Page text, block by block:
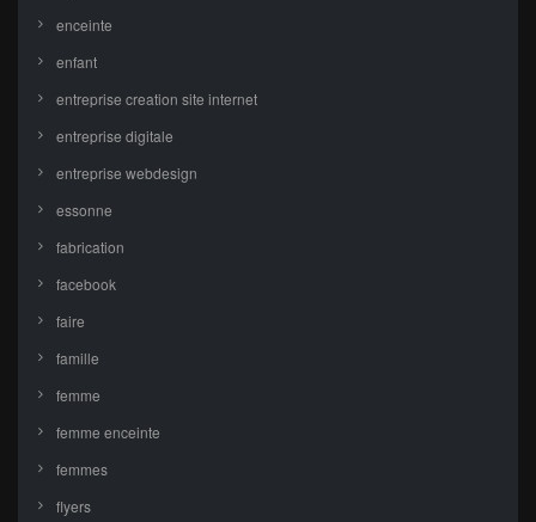
enceinte
enfant
entreprise creation site internet
entreprise digitale
entreprise webdesign
essonne
fabrication
facebook
faire
famille
femme
femme enceinte
femmes
flyers